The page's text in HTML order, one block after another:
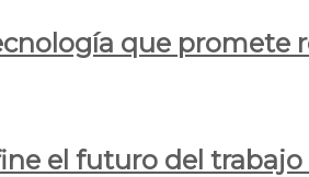
que promete
el futuro del